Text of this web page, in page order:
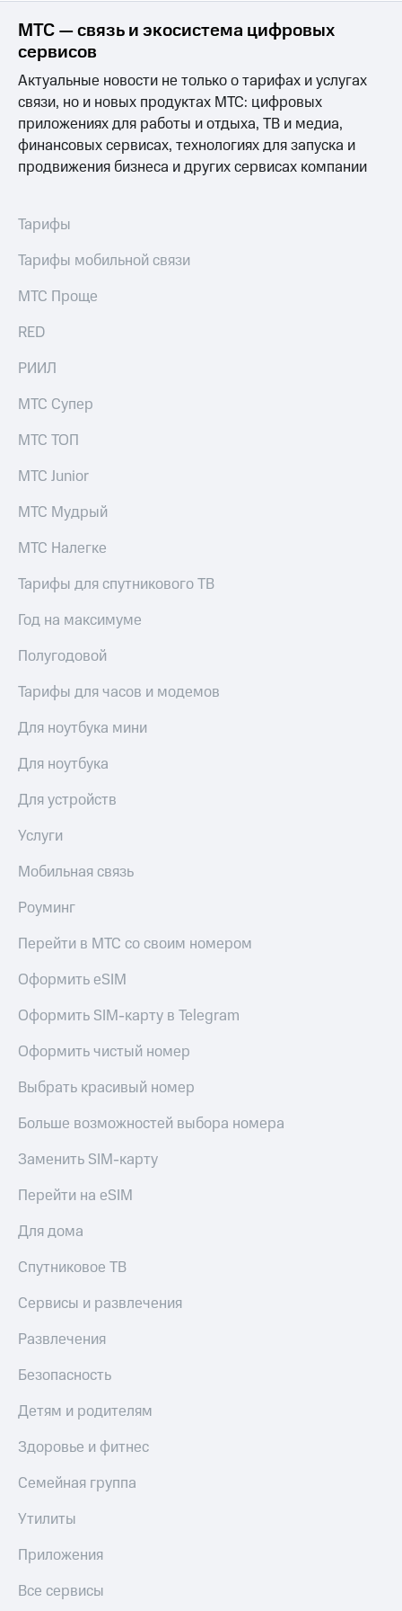
МТС — связь и экосистема цифровых
сервисов
Актуальные новости не только о тарифах и услугах
связи, но и новых продуктах МТС: цифровых
приложениях для работы и отдыха, ТВ и медиа,
финансовых сервисах, технологиях для запуска и
продвижения бизнеса и других сервисах компании
Тарифы
Тарифы мобильной связи
МТС Проще
RED
РИИЛ
МТС Супер
МТС ТОП
МТС Junior
МТС Мудрый
МТС Налегке
Тарифы для спутникового ТВ
Год на максимуме
Полугодовой
Тарифы для часов и модемов
Для ноутбука мини
Для ноутбука
Для устройств
Услуги
Мобильная связь
Роуминг
Перейти в МТС со своим номером
Оформить eSIM
Оформить SIM-карту в Telegram
Оформить чистый номер
Выбрать красивый номер
Больше возможностей выбора номера
Заменить SIM-карту
Перейти на eSIM
Для дома
Спутниковое ТВ
Сервисы и развлечения
Развлечения
Безопасность
Детям и родителям
Здоровье и фитнес
Семейная группа
Утилиты
Приложения
Все сервисы